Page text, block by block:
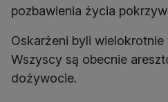
pozbawienia życia
Oskarżeni byli wielokrotnie
Wszyscy są obecnie
dożywocie.